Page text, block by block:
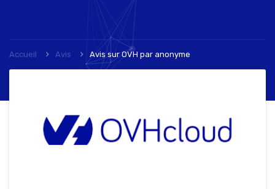
Accueil Avis Avis sur OVH par anonyme